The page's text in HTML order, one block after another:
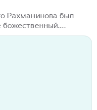
Рахманинова был
божественный.
самых известных